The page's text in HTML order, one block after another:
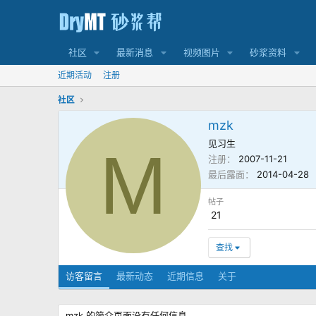
社区 最新消息 视频图片 砂浆资料
近期活动 注册
社区
M
mzk
见习生
注册
2007-11-21
最后露面
2014-04-28
帖子
21
查找
访客留言 最新动态 近期信息 关于